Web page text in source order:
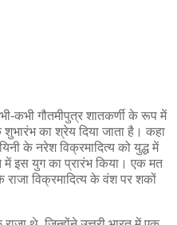
कभी गौतमीपुत्र शातकर्णी के रूप में
का श्रेय दिया जाता है। कहा
के नरेश विक्रमादित्य को युद्ध में
में इस युग का प्रारंभ किया। एक मत
विक्रमादित्य के वंश पर शकों